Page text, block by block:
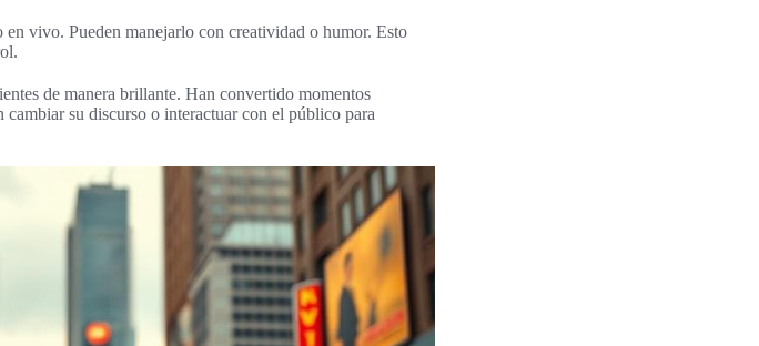
en vivo. Pueden manejarlo con creatividad o humor. Esto
de manera brillante. Han convertido momentos
su discurso o interactuar con el público para